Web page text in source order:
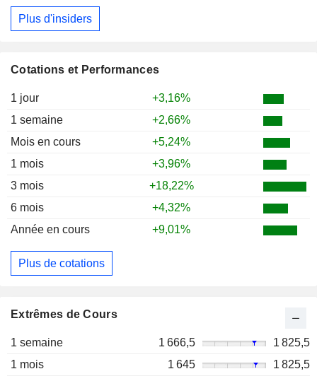
Cotations et Performances
1 jour
+3,16%
1 semaine
+2,66%
Mois en cours
+5,24%
1 mois
+3,96%
3 mois
+18,22%
6 mois
+4,32%
Année en cours
+9,01%
Plus de cotations
Extrêmes de Cours
1 semaine 1 666,5
1 825,5
1 mois
1 645
1 825,5
Plus d'insiders